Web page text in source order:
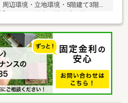
辺環境・立地環境・5階建て3階部
約15.6畳以上あります。・バル
約1.5ｍある、ラウンドバルコニーと
ムキッチンは、リビングを見渡せ
お子様の様子を見ながら、ご家族と
ら、お料理をすることができま
、修繕状況等・1996年10月築、
動産】旧分譲 【グランレイム】シ
ンです。